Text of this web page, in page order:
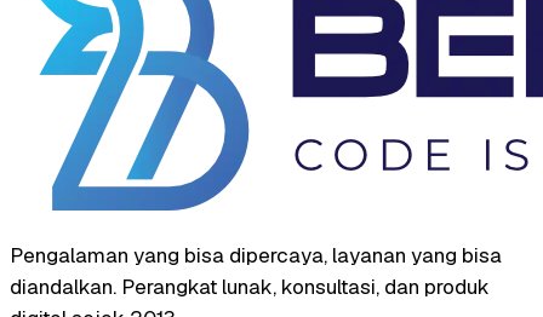
Pengalaman yang bisa dipercaya, layanan yang bisa
diandalkan. Perangkat lunak, konsultasi, dan produk